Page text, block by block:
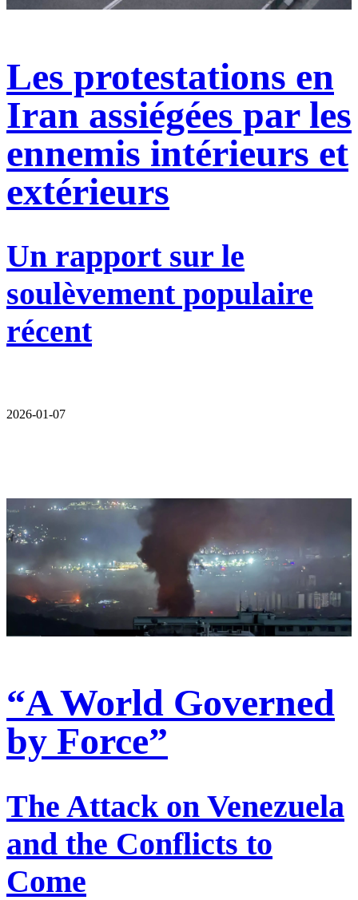
Les protestations en
Iran assiégées par les
ennemis intérieurs et
extérieurs
Un rapport sur le
soulèvement populaire
récent
2026-01-07
“A World Governed
by Force”
The Attack on Venezuela
and the Conflicts to
Come